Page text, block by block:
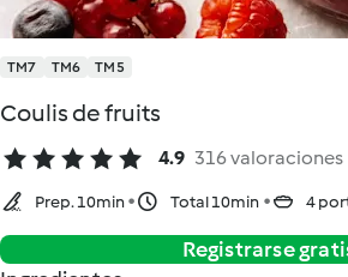
TM7 TM6 TM5
Coulis de fruits
4.9 316 valoraciones
Prep. 10min Total 10min 4
Registrarse